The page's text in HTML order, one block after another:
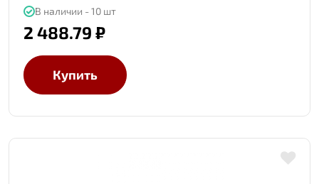
В наличии - 10 шт
2 488.79 ₽
Купить